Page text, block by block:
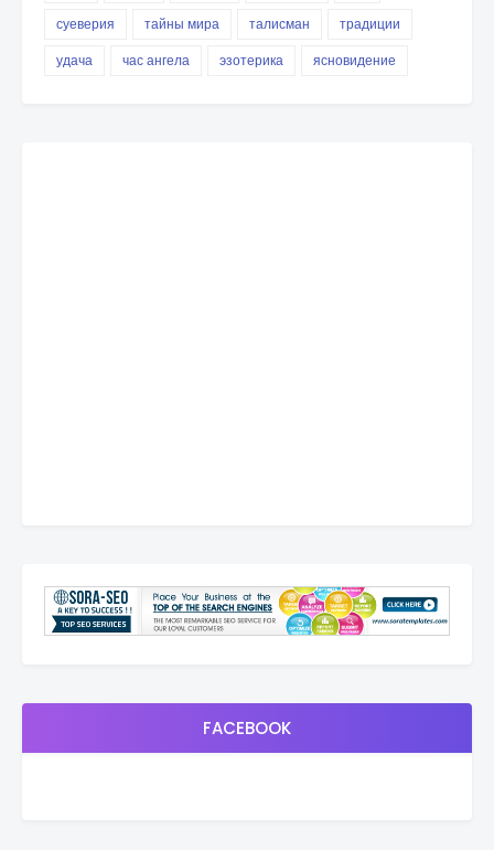
суеверия
тайны мира талисман
традиции
удача
час ангела эзотерика ясновидение
FACEBOOK